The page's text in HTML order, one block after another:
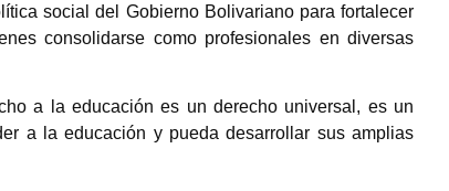
social del Gobierno Bolivariano para fortalecer
consolidarse como profesionales en diversas
a la educación es un derecho universal, es un
a la educación y pueda desarrollar sus amplias